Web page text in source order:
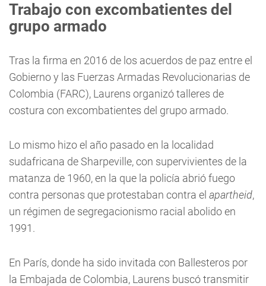
Trabajo con excombatientes del
grupo armado
Tras la firma en 2016 de los acuerdos de paz entre el
Gobierno y las Fuerzas Armadas Revolucionarias de
Colombia (FARC), Laurens organizó talleres de
costura con excombatientes del grupo armado.
Lo mismo hizo el año pasado en la localidad
sudafricana de Sharpeville, con supervivientes de la
matanza de 1960, en la que la policía abrió fuego
contra personas que protestaban contra el apartheid,
un régimen de segregacionismo racial abolido en
1991.
En París, donde ha sido invitada con Ballesteros por
la Embajada de Colombia, Laurens buscó transmitir